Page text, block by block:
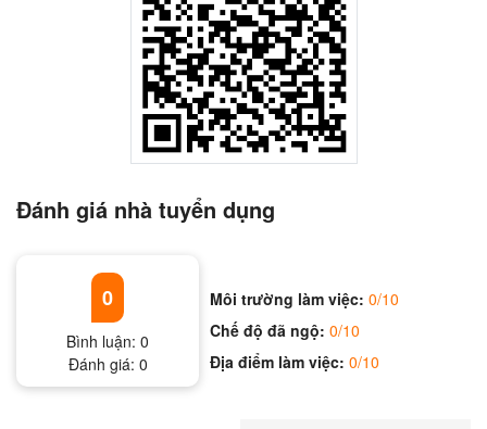
Đánh giá nhà tuyển dụng
0
Bình luận:0
Đánh giá: 0
Môi trường làm việc:0/10
Chế độ đã ngộ:0/10
Địa điểm làm việc:0/10